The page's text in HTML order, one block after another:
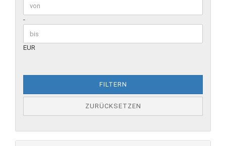
Preis bis
-
EUR
FILTERN
ZURÜCKSETZEN